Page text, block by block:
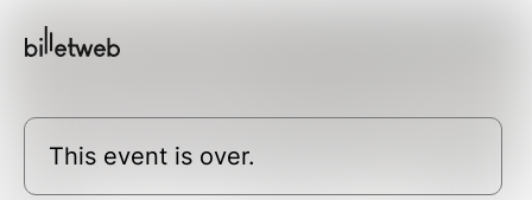
This event is over.